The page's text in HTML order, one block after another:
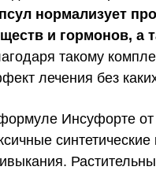
нормализует
и гормонов, а
такому
лечения без
Инсуфорте от